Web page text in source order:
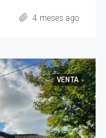
4 meses ago
VENTA